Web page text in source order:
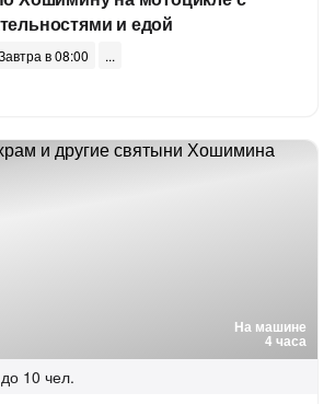
и едой
в 08:00
На машине
4 часа
до 10 чел.